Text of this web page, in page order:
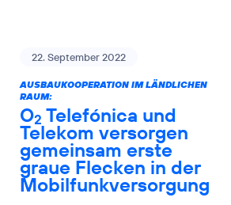
22. September 2022
AUSBAUKOOPERATION IM LÄNDLICHEN
RAUM:
O2 Telefónica und
Telekom versorgen
gemeinsam erste
graue Flecken in der
Mobilfunkversorgung